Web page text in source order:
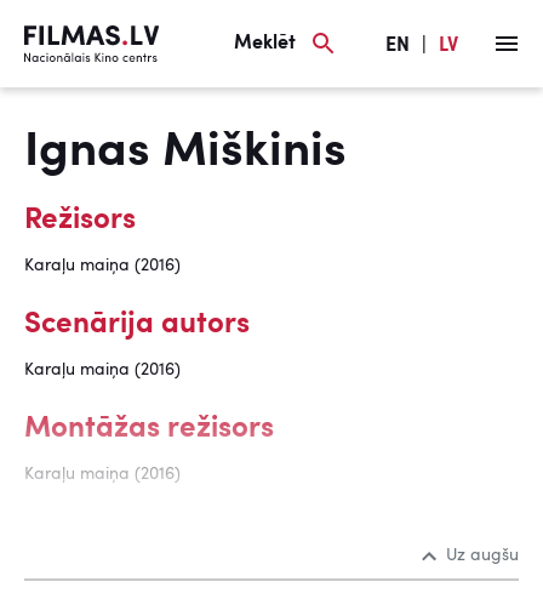
Meklēt EN LV
Ignas Miškinis
Režisors
Karaļu maiņa (2016)
Scenārija autors
Karaļu maiņa (2016)
Montāžas režisors
Karaļu maiņa (2016)
Uz augšu